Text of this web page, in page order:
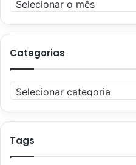
Categorias
Categorias
Tags